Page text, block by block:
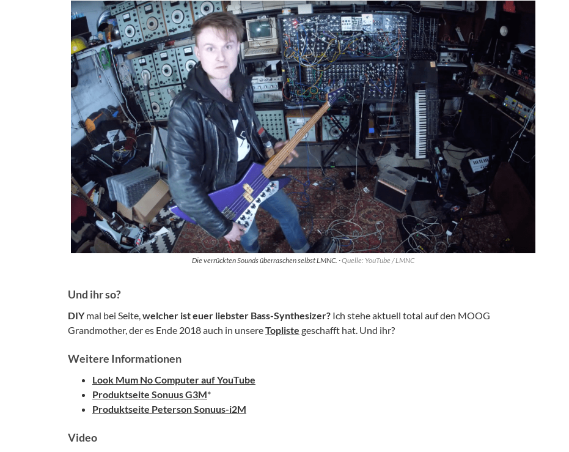
Die verrückten Sounds überraschen selbst LMNC. ·Quelle: YouTube / LMNC
Und ihr so?
DIYmal bei Seite,welcher ist euer liebster Bass-Synthesizer? Ich stehe aktuell total auf den MOOG
Grandmother, der es Ende 2018 auch in unsereTopliste geschafft hat. Und ihr?
Weitere Informationen
Look Mum No Computer auf YouTube
Produktseite Sonuus G3M*
Produktseite Peterson Sonuus-i2M
Video